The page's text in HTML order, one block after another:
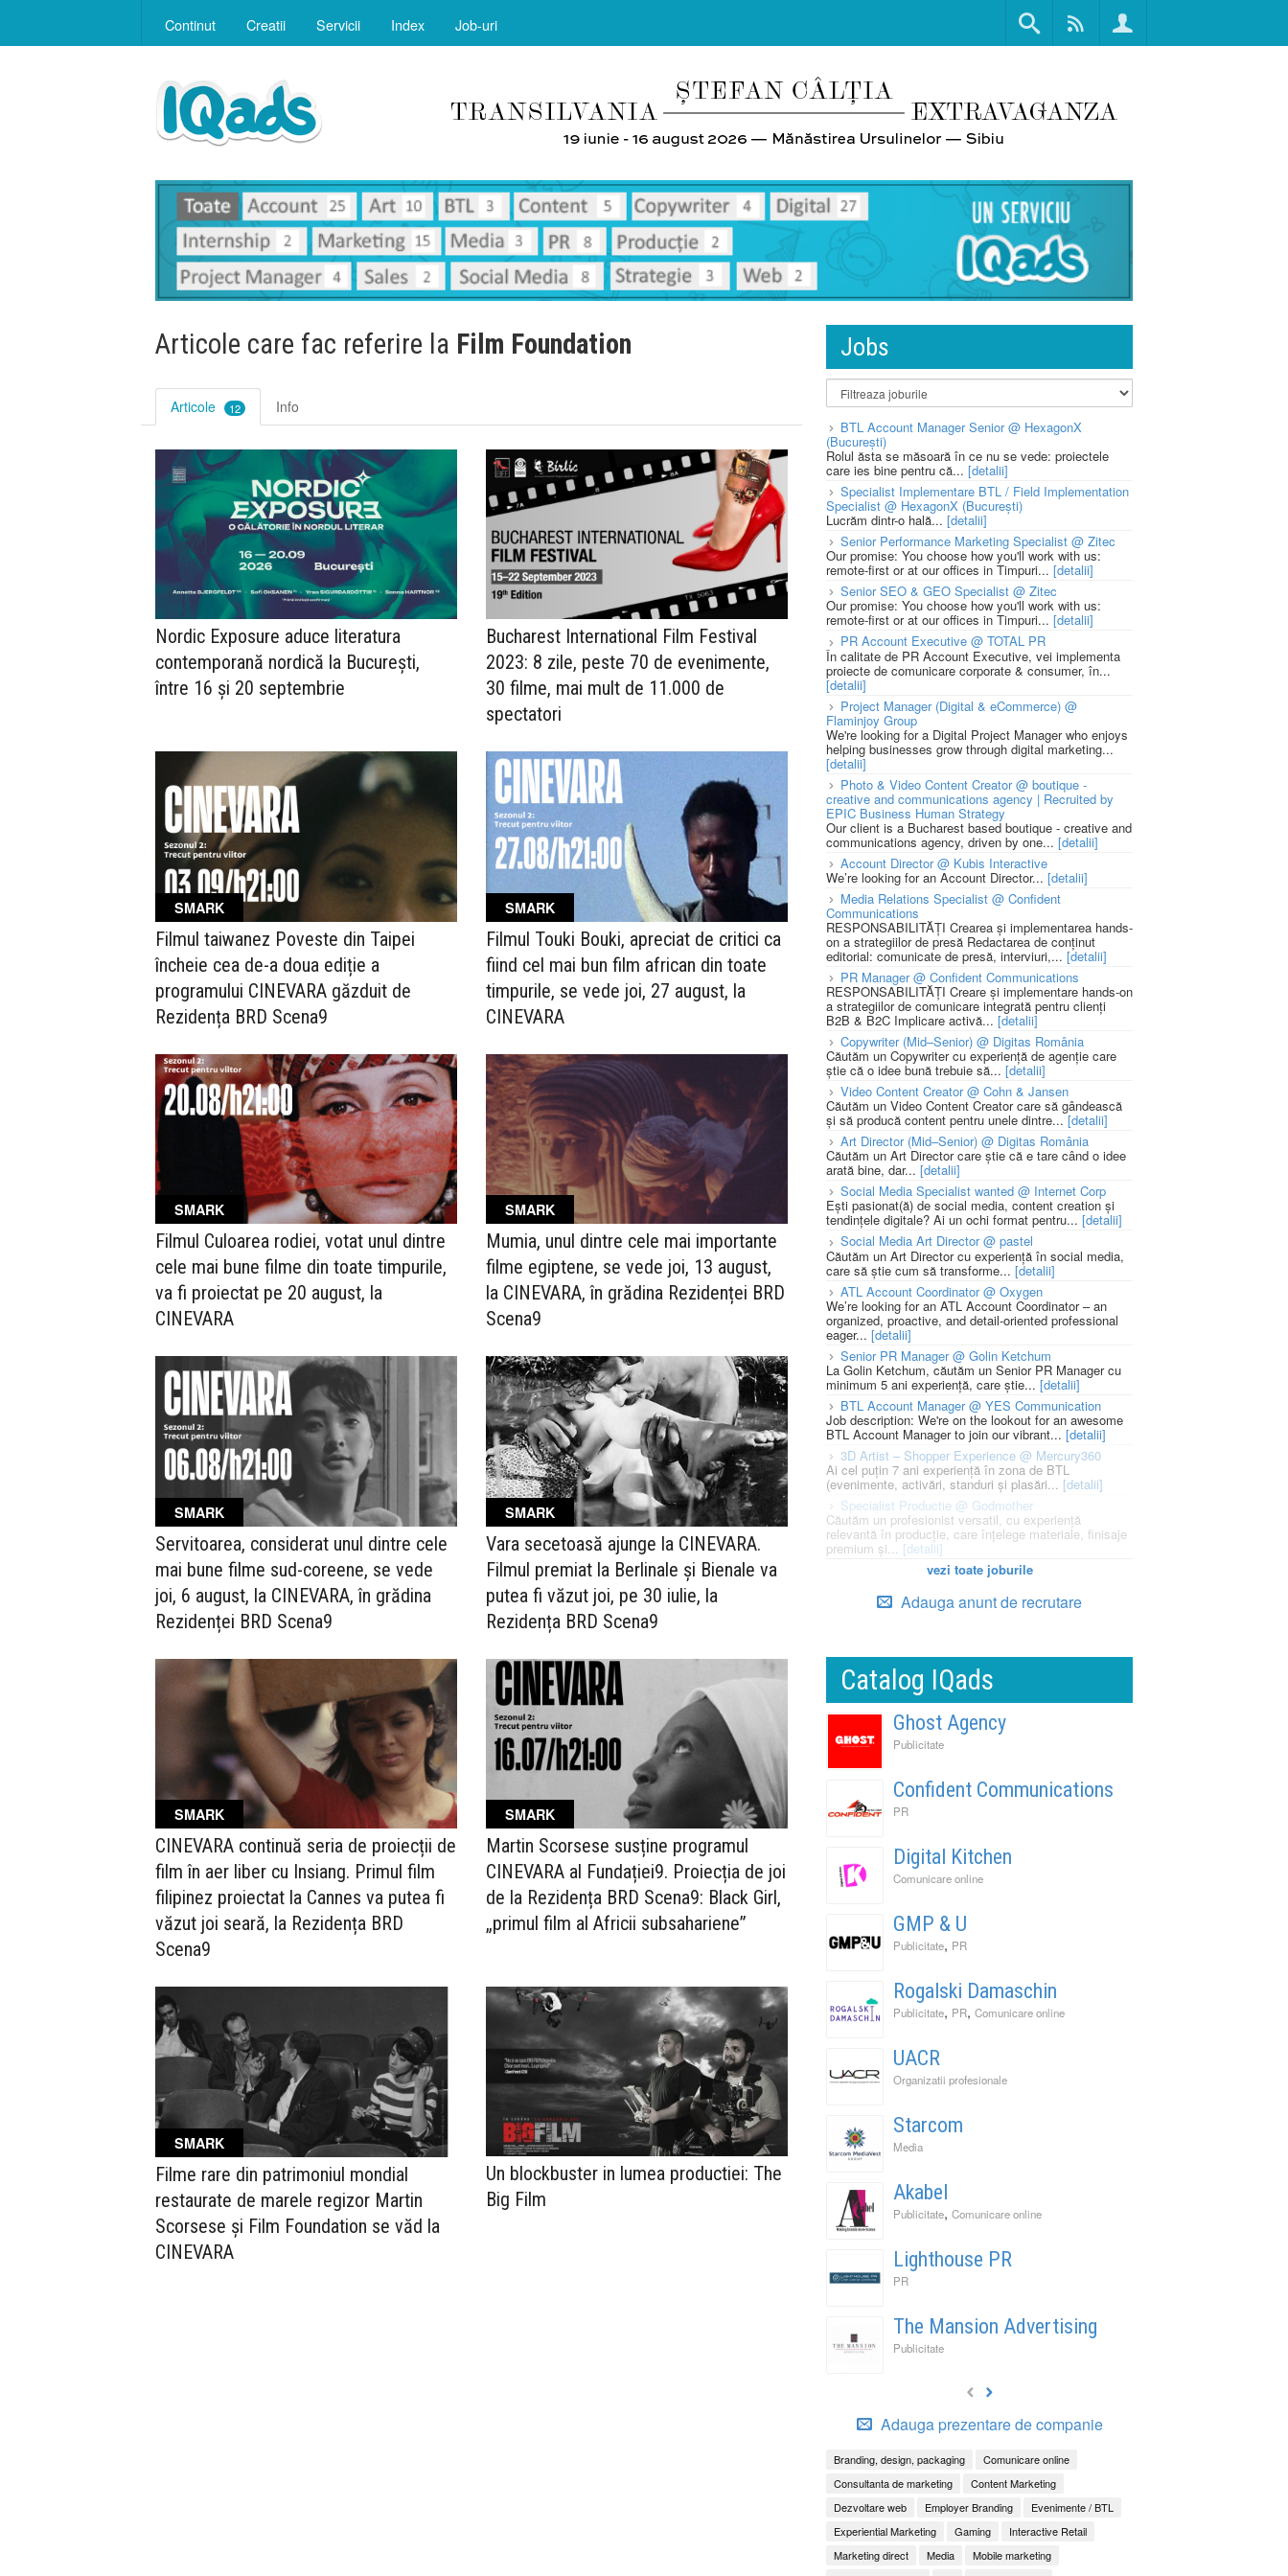
Continut Creatii Servicii Index Job-uri
Articole care fac referire la Film Foundation
Articole 12 Info
Nordic Exposure aduce literatura
contemporană nordică la București,
între 16 și 20 septembrie
Bucharest International Film Festival
2023: 8 zile, peste 70 de evenimente,
30 filme, mai mult de 11.000 de
spectatori
SMARK
Filmul taiwanez Poveste din Taipei
încheie cea de-a doua ediție a
programului CINEVARA găzduit de
Rezidența BRD Scena9
SMARK
Filmul Touki Bouki, apreciat de critici ca
fiind cel mai bun film african din toate
timpurile, se vede joi, 27 august, la
CINEVARA
SMARK
Filmul Culoarea rodiei, votat unul dintre
cele mai bune filme din toate timpurile,
va fi proiectat pe 20 august, la
CINEVARA
SMARK
Mumia, unul dintre cele mai importante
filme egiptene, se vede joi, 13 august,
la CINEVARA, în grădina Rezidenței BRD
Scena9
SMARK
Servitoarea, considerat unul dintre cele
mai bune filme sud-coreene, se vede
joi, 6 august, la CINEVARA, în grădina
Rezidenței BRD Scena9
SMARK
Vara secetoasă ajunge la CINEVARA.
Filmul premiat la Berlinale și Bienale va
putea fi văzut joi, pe 30 iulie, la
Rezidența BRD Scena9
SMARK
CINEVARA continuă seria de proiecții de
film în aer liber cu Insiang. Primul film
filipinez proiectat la Cannes va putea fi
văzut joi seară, la Rezidența BRD
Scena9
SMARK
Martin Scorsese susține programul
CINEVARA al Fundației9. Proiecția de joi
de la Rezidența BRD Scena9: Black Girl,
„primul film al Africii subsahariene”
SMARK
Filme rare din patrimoniul mondial
restaurate de marele regizor Martin
Scorsese și Film Foundation se văd la
CINEVARA
Un blockbuster in lumea productiei: The
Big Film
Jobs
BTL Account Manager Senior @ HexagonX
(București)
Rolul ăsta se măsoară în ce nu se vede: proiectele
care ies bine pentru că... [detalii]
Specialist Implementare BTL / Field Implementation
Specialist @ HexagonX (București)
Lucrăm dintr-o hală... [detalii]
Senior Performance Marketing Specialist @ Zitec
Our promise: You choose how you'll work with us:
remote-first or at our offices in Timpuri... [detalii]
Senior SEO & GEO Specialist @ Zitec
Our promise: You choose how you'll work with us:
remote-first or at our offices in Timpuri... [detalii]
PR Account Executive @ TOTAL PR
În calitate de PR Account Executive, vei implementa
proiecte de comunicare corporate & consumer, în...
[detalii]
Project Manager (Digital & eCommerce) @
Flaminjoy Group
We're looking for a Digital Project Manager who enjoys
helping businesses grow through digital marketing...
[detalii]
Photo & Video Content Creator @ boutique -
creative and communications agency | Recruited by
EPIC Business Human Strategy
Our client is a Bucharest based boutique - creative and
communications agency, driven by one... [detalii]
Account Director @ Kubis Interactive
We’re looking for an Account Director... [detalii]
Media Relations Specialist @ Confident
Communications
RESPONSABILITĂȚI Crearea și implementarea hands-
on a strategiilor de presă Redactarea de conținut
editorial: comunicate de presă, interviuri,... [detalii]
PR Manager @ Confident Communications
RESPONSABILITĂȚI Creare și implementare hands-on
a strategiilor de comunicare integrată pentru clienți
B2B & B2C Implicare activă... [detalii]
Copywriter (Mid–Senior) @ Digitas România
Căutăm un Copywriter cu experiență de agenție care
știe că o idee bună trebuie să... [detalii]
Video Content Creator @ Cohn & Jansen
Căutăm un Video Content Creator care să gândească
și să producă content pentru unele dintre... [detalii]
Art Director (Mid–Senior) @ Digitas România
Căutăm un Art Director care știe că e tare când o idee
arată bine, dar... [detalii]
Social Media Specialist wanted @ Internet Corp
Ești pasionat(ă) de social media, content creation și
tendințele digitale? Ai un ochi format pentru... [detalii]
Social Media Art Director @ pastel
Căutăm un Art Director cu experiență în social media,
care să știe cum să transforme... [detalii]
ATL Account Coordinator @ Oxygen
We’re looking for an ATL Account Coordinator – an
organized, proactive, and detail-oriented professional
eager... [detalii]
Senior PR Manager @ Golin Ketchum
La Golin Ketchum, căutăm un Senior PR Manager cu
minimum 5 ani experiență, care știe... [detalii]
BTL Account Manager @ YES Communication
Job description: We're on the lookout for an awesome
BTL Account Manager to join our vibrant... [detalii]
3D Artist – Shopper Experience @ Mercury360
Ai cel puțin 7 ani experiență în zona de BTL
(evenimente, activări, standuri și plasări... [detalii]
Specialist Productie @ Godmother
Căutăm un profesionist versatil, cu experiență
relevantă în producție, care înțelege materiale, finisaje
premium și... [detalii]
vezi toate joburile
Adauga anunt de recrutare
Catalog IQads
Ghost Agency
Publicitate
Confident Communications
PR
Digital Kitchen
Comunicare online
GMP & U
Publicitate, PR
Rogalski Damaschin
Publicitate, PR, Comunicare online
UACR
Organizatii profesionale
Starcom
Media
Akabel
Publicitate, Comunicare online
Lighthouse PR
PR
The Mansion Advertising
Publicitate
Adauga prezentare de companie
Branding, design, packaging
Comunicare online
Consultanta de marketing
Content Marketing
Dezvoltare web
Employer Branding
Evenimente / BTL
Experiential Marketing
Gaming
Interactive Retail
Marketing direct
Media
Mobile marketing